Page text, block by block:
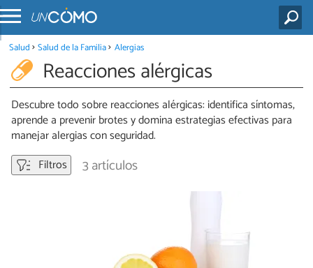
Salud Salud de la Familia Alergias
Reacciones alérgicas
Descubre todo sobre reacciones alérgicas: identifica síntomas,
aprende a prevenir brotes y domina estrategias efectivas para
manejar alergias con seguridad.
Filtros
3 artículos